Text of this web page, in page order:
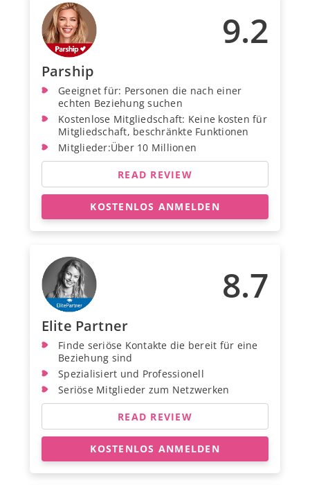
9.2
Parship
Geeignet für: Personen die nach einer
echten Beziehung suchen
Kostenlose Mitgliedschaft: Keine kosten für
Mitgliedschaft, beschränkte Funktionen
Mitglieder:Über 10 Millionen
READ REVIEW
KOSTENLOS ANMELDEN
8.7
Elite Partner
Finde seriöse Kontakte die bereit für eine
Beziehung sind
Spezialisiert und Professionell
Seriöse Mitglieder zum Netzwerken
READ REVIEW
KOSTENLOS ANMELDEN